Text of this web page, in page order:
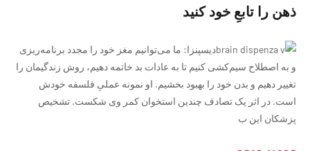
ذهن را تابعِ خود کنید
دیسپنزا: ما می‌توانیم مغز خود را مجدد برنامه‌ریزی
و به اصطلاح سیم‌کشی کنیم تا به عادات بد خاتمه دهیم، روش زندگیمان را
تغییر دهیم و بدن خود را بهبود بخشیم. او نمونه‌ عملیِ فلسفه خودش
است. در اثر یک تصادف چندین استخوان کمر وی شکست. تشخیص
پزشکان این ب